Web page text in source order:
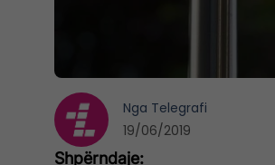
Nga Telegrafi
19/06/2019